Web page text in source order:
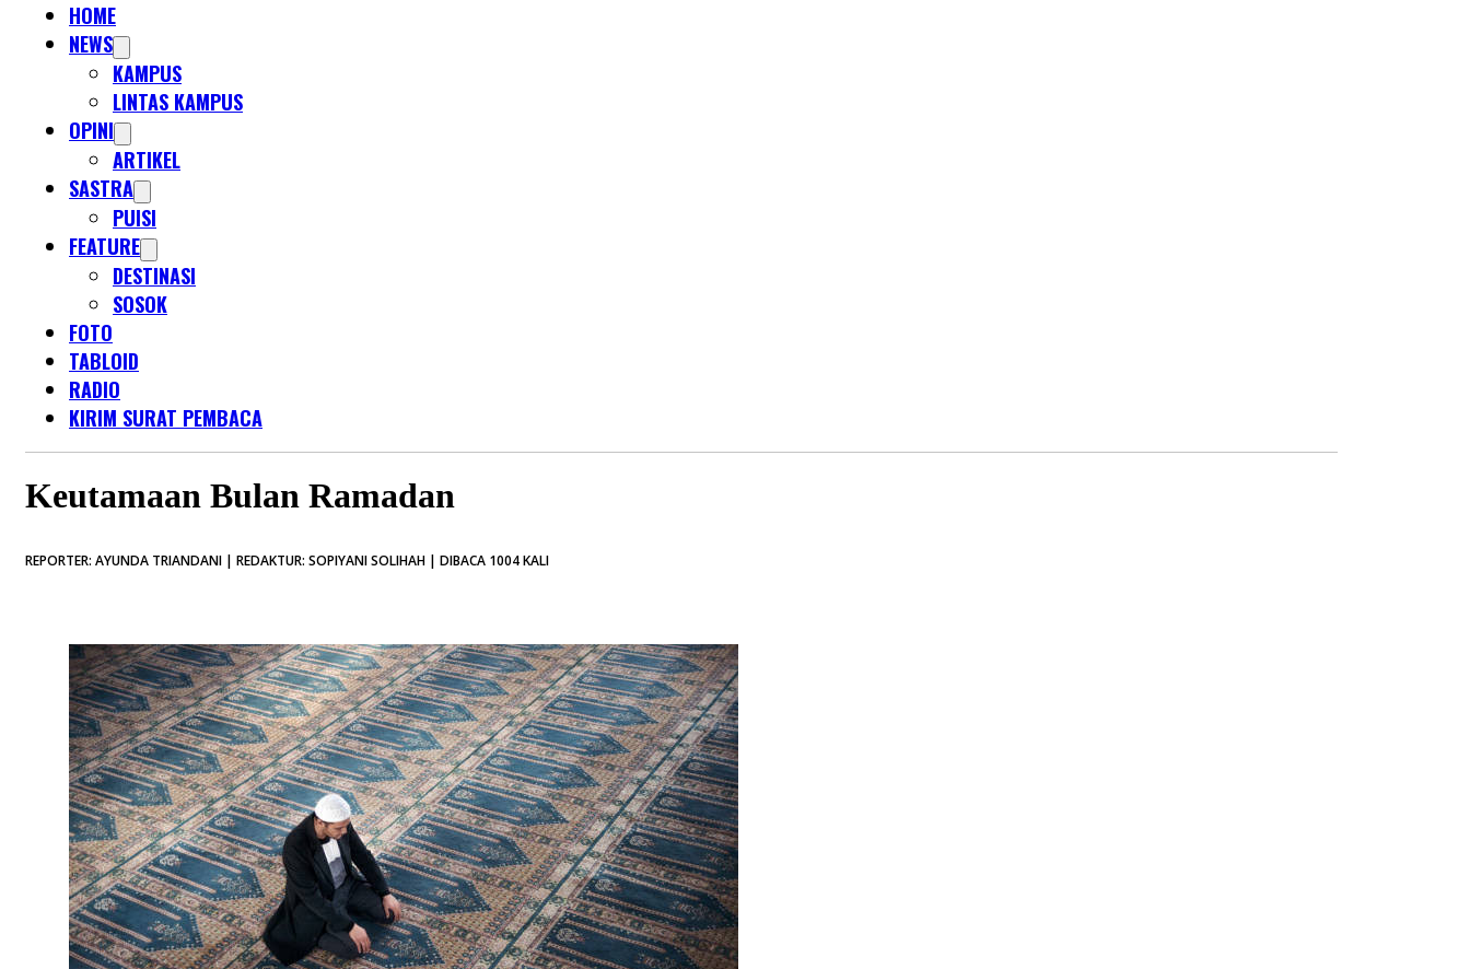
HOME
NEWS
KAMPUS
LINTAS KAMPUS
OPINI
ARTIKEL
SASTRA
PUISI
FEATURE
DESTINASI
SOSOK
FOTO
TABLOID
RADIO
KIRIM SURAT PEMBACA
Keutamaan Bulan Ramadan
REPORTER: AYUNDA TRIANDANI | REDAKTUR: SOPIYANI SOLIHAH | DIBACA 1004 KALI